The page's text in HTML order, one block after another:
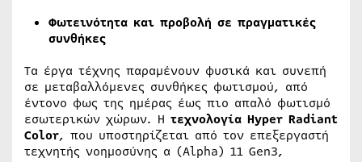
Φωτεινότητα και προβολή σε πραγματικές
συνθήκες
Τα έργα τέχνης παραμένουν φυσικά και συνεπή
σε μεταβαλλόμενες συνθήκες φωτισμού, από
έντονο φως της ημέρας έως πιο απαλό φωτισμό
εσωτερικών χώρων. Η τεχνολογία Hyper Radiant
Color, που υποστηρίζεται από τον επεξεργαστή
τεχνητής νοημοσύνης α (Alpha) 11 Gen3,